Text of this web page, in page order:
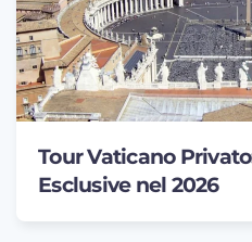
Tour Vaticano
Esclusive nel 2026